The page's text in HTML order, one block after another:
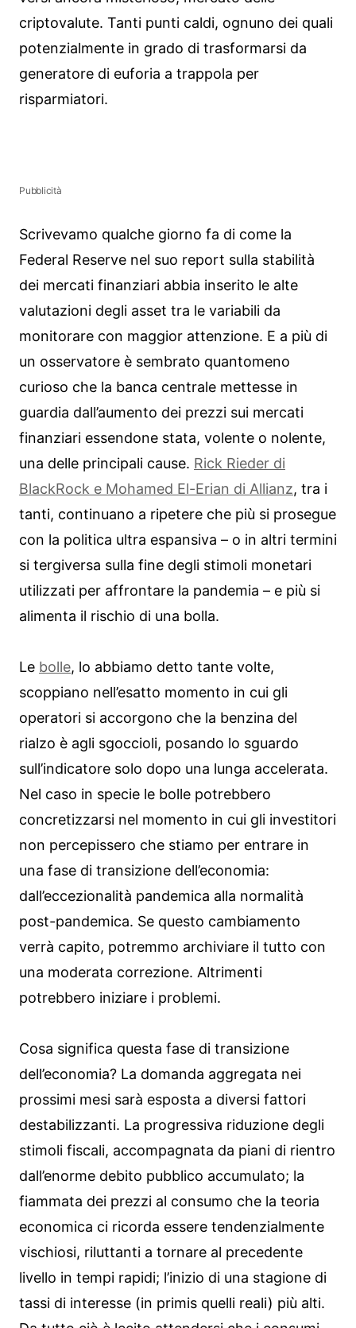
criptovalute. Tanti punti caldi, ognuno dei quali
potenzialmente in grado di trasformarsi da
generatore di euforia a trappola per
risparmiatori.
Pubblicità
Scrivevamo qualche giorno fa di come la
Federal Reserve nel suo report sulla stabilità
dei mercati finanziari abbia inserito le alte
valutazioni degli asset tra le variabili da
monitorare con maggior attenzione. E a più di
un osservatore è sembrato quantomeno
curioso che la banca centrale mettesse in
guardia dall’aumento dei prezzi sui mercati
finanziari essendone stata, volente o nolente,
una delle principali cause. Rick Rieder di
BlackRock e Mohamed El-Erian di Allianz, tra i
tanti, continuano a ripetere che più si prosegue
con la politica ultra espansiva – o in altri termini
si tergiversa sulla fine degli stimoli monetari
utilizzati per affrontare la pandemia – e più si
alimenta il rischio di una bolla.
Le bolle, lo abbiamo detto tante volte,
scoppiano nell’esatto momento in cui gli
operatori si accorgono che la benzina del
rialzo è agli sgoccioli, posando lo sguardo
sull’indicatore solo dopo una lunga accelerata.
Nel caso in specie le bolle potrebbero
concretizzarsi nel momento in cui gli investitori
non percepissero che stiamo per entrare in
una fase di transizione dell’economia:
dall’eccezionalità pandemica alla normalità
post-pandemica. Se questo cambiamento
verrà capito, potremmo archiviare il tutto con
una moderata correzione. Altrimenti
potrebbero iniziare i problemi.
Cosa significa questa fase di transizione
dell’economia? La domanda aggregata nei
prossimi mesi sarà esposta a diversi fattori
destabilizzanti. La progressiva riduzione degli
stimoli fiscali, accompagnata da piani di rientro
dall’enorme debito pubblico accumulato; la
fiammata dei prezzi al consumo che la teoria
economica ci ricorda essere tendenzialmente
vischiosi, riluttanti a tornare al precedente
livello in tempi rapidi; l’inizio di una stagione di
tassi di interesse (in primis quelli reali) più alti.